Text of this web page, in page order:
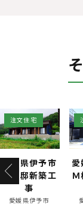
注文住宅
愛媛県伊予市
Ｉ様邸新築工
事
愛媛県伊予市
愛